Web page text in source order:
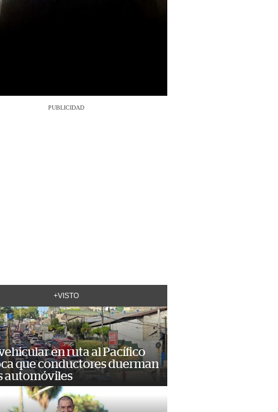
PUBLICIDAD
+VISTO
en ruta al Pacífico
que conductores duerman
automóviles